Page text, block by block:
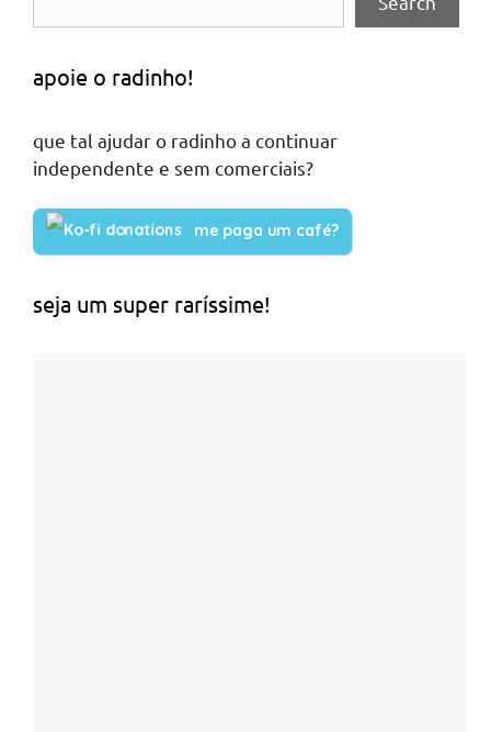
apoie o radinho!
que tal ajudar o radinho a continuar
independente e sem comerciais?
me paga um café?
seja um super raríssime!